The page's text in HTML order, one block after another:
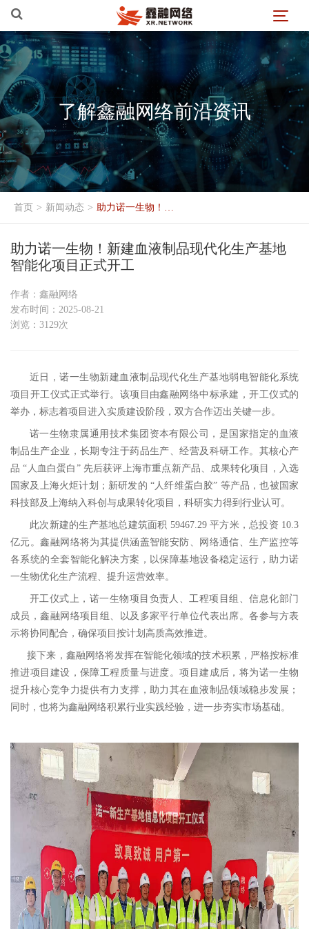
了解鑫融网络前沿资讯
首页 > 新闻动态 > 助力诺一生物！新建血液制品现代化生产基地智能化项目正式开工
助力诺一生物！新建血液制品现代化生产基地
智能化项目正式开工
作者：鑫融网络
发布时间：2025-08-21
浏览：3129次
近日，诺一生物新建 血液制品现代化生产基地弱电智能化系统
项目开工仪式正式举行。该项目由鑫融网络中标承建，开工仪式的
举办，标志着项目进入实质建设阶段，双方合作迈出关键一步。
诺一生物隶属通用技术集团资本有限公司，是国家指定的血液
制品生产企业，长期专注于药品生产、经营及科研工作。其核心产
品 “人血白蛋白” 先后获评上海市重点新产品、成果转化项目，入选
国家及上海火炬计划；新研发的 “人纤维蛋白胶” 等产品，也被国家
科技部及上海纳入科创与成果转化项目，科研实力得到行业认可。
此次新建的生产基地总建筑面积 59467.29 平方米，总投资 10.3
亿元。鑫融网络将为其提供涵盖智能安防、网络通信、生产监控等
各系统的全套智能化解决方案，以保障基地设备稳定运行，助力诺
一生物优化生产流程、提升运营效率。
开工仪式上，诺一生物项目负责人、工程项目组、信息化部门
成员，鑫融网络项目组、以及多家平行单位代表出席。各参与方表
示将协同配合，确保项目按计划高质高效推进。
接下来，鑫融网络将发挥在智能化领域的技术积累，严格按标准
推进项目建设，保障工程质量与进度。项目建成后，将为诺一生物
提升核心竞争力提供有力支撑，助力其在血液制品领域稳步发展；
同时，也将为鑫融网络积累行业实践经验，进一步夯实市场基础。